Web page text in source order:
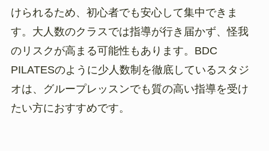
けられるため、初心者でも安心して集中できま
す。大人数のクラスでは指導が行き届かず、怪我
のリスクが高まる可能性もあります。BDC
PILATESのように少人数制を徹底しているスタジ
オは、グループレッスンでも質の高い指導を受け
たい方におすすめです。